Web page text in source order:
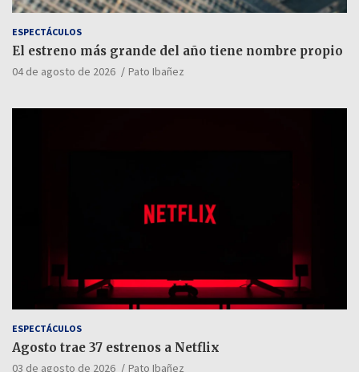
ESPECTÁCULOS
El estreno más grande del año tiene nombre propio
04 de agosto de 2026 Pato Ibañez
ESPECTÁCULOS
Agosto trae 37 estrenos a Netflix
03 de agosto de 2026 Pato Ibañez